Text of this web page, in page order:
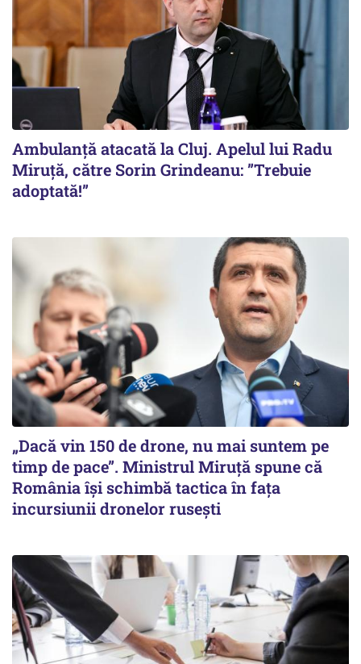
Ambulanță atacată la Cluj. Apelul lui Radu
Miruţă, către Sorin Grindeanu: ”Trebuie
adoptată!”
„Dacă vin 150 de drone, nu mai suntem pe
timp de pace”. Ministrul Miruţă spune că
România își schimbă tactica în fața
incursiunii dronelor rusești